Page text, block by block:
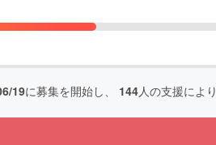
19に募集を開始し、 144人の支援により